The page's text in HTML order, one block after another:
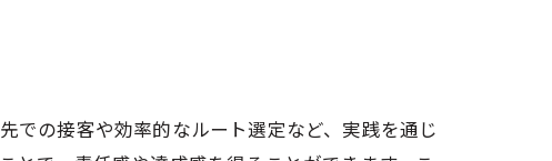
での接客や効率的なルート選定など、実践を通じ